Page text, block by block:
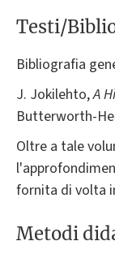
Testi/
Bibliografia
J. Jokilehto,A
Butterworth-
Oltre a tale
fornita di volta
Metodi